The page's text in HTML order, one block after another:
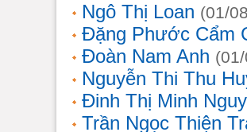
Ngô Thị Loan (01/
Đặng Phước Cẩm
Đoàn Nam Anh
Nguyễn Thi Thu
Đinh Thị Minh
Trần Ngọc Thiện